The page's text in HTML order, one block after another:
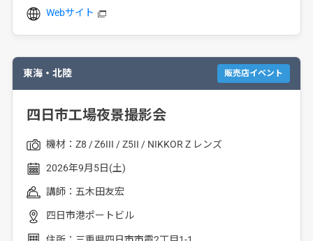
Webサイト
東海・北陸 販売店イベント
四日市工場夜景撮影会
機材： Z8 Z6III Z5II NIKKOR Z レンズ
2026年9月5日(土)
講師： 五木田友宏
四日市港ポートビル